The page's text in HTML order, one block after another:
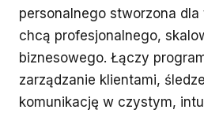
personalnego stworzona
chcą profesjonalnego,
biznesowego. Łączy
zarządzanie klientami,
komunikację w czystym,